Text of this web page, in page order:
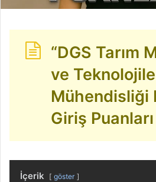
“DGS Tarım
ve
Mühendisliği
Giriş
İçerik göster